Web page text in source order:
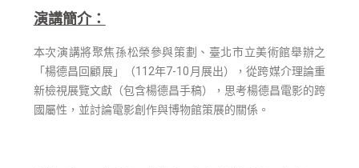
演講簡介：
本次演講將聚焦孫松榮參與策劃、臺北市立美術館舉辦之
「楊德昌回顧展」（112年7-10月展出），從跨媒介理論重
新檢視展覽文獻（包含楊德昌手稿），思考楊德昌電影的跨
國屬性，並討論電影創作與博物館策展的關係。